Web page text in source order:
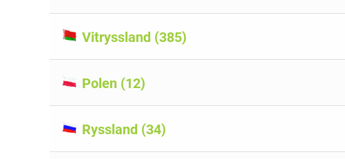
Vitryssland (385)
Polen (12)
Ryssland (34)